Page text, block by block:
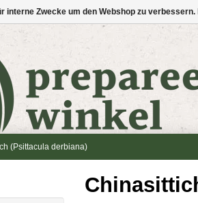
(Psittacula derbiana)
interne Zwecke um den Webshop zu